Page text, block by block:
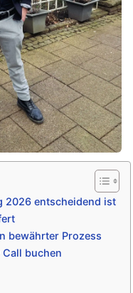
2026 entscheidend ist
bewährter Prozess
buchen